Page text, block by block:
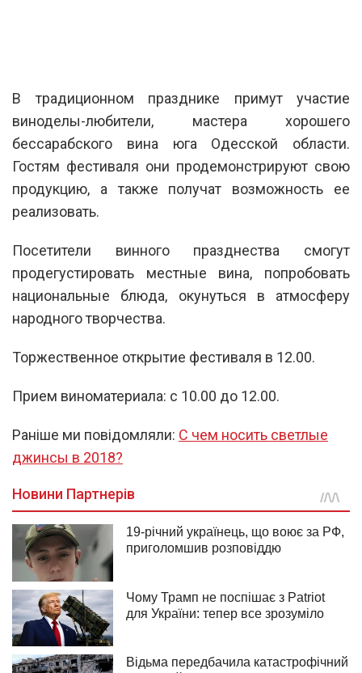
В традиционном празднике примут участие
виноделы-любители, мастера хорошего
бессарабского вина юга Одесской области.
Гостям фестиваля они продемонстрируют свою
продукцию, а также получат возможность ее
реализовать.
Посетители винного празднества смогут
продегустировать местные вина, попробовать
национальные блюда, окунуться в атмосферу
народного творчества.
Торжественное открытие фестиваля в 12.00.
Прием виноматериала: с 10.00 до 12.00.
Раніше ми повідомляли: С чем носить светлые
джинсы в 2018?